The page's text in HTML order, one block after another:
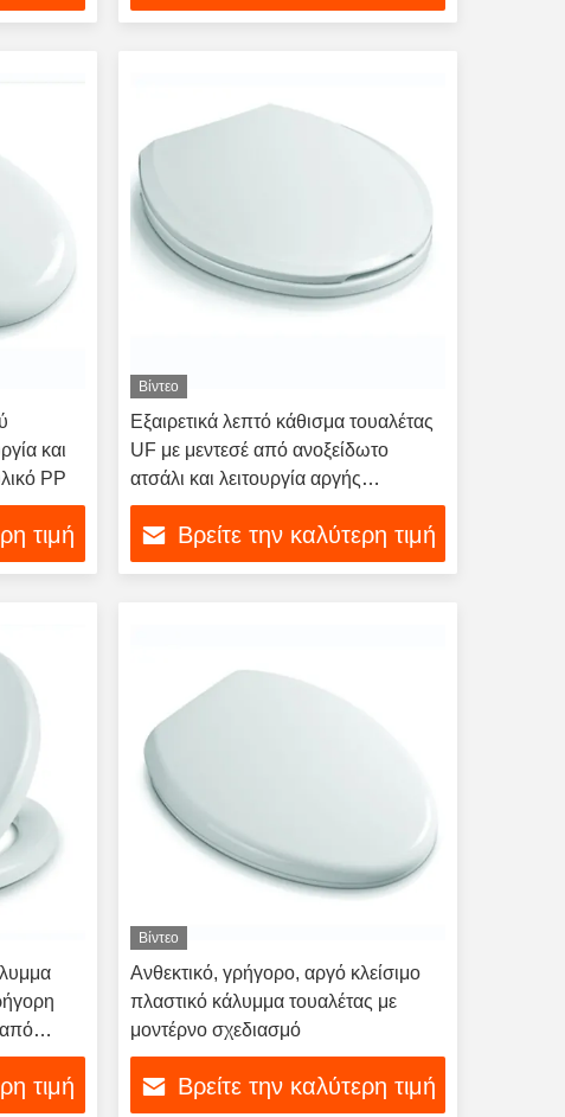
και
PP
τιμή
Βίντεο
Εξαιρετικά λεπτό κάθισμα τουαλέτας
UF με μεντεσέ από ανοξείδωτο
ατσάλι και λειτουργία αργής
κλεισίματος
Βρείτε την καλύτερη τιμή
τιμή
Βίντεο
Ανθεκτικό, γρήγορο, αργό κλείσιμο
πλαστικό κάλυμμα τουαλέτας με
μοντέρνο σχεδιασμό
Βρείτε την καλύτερη τιμή